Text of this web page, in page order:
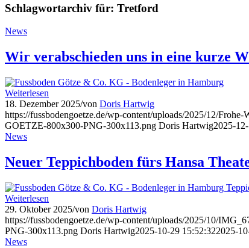
Schlagwortarchiv für: Tretford
News
Wir verabschieden uns in eine kurze
Weiterlesen
18. Dezember 2025/von Doris Hartwig
https://fussbodengoetze.de/wp-content/uploads/2025/12/Frohe-
GOETZE-800x300-PNG-300x113.png Doris Hartwig2025-
News
Neuer Teppichboden fürs Hansa
Weiterlesen
29. Oktober 2025/von Doris Hartwig
https://fussbodengoetze.de/wp-content/uploads/2025/10/
PNG-300x113.png Doris Hartwig2025-10-29 15:52:322025-
News